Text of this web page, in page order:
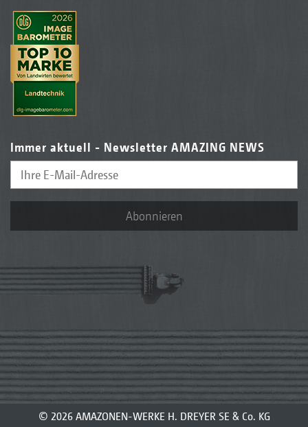
Immer aktuell - Newsletter AMAZING NEWS
Abonnieren
© 2026 AMAZONEN-WERKE H. DREYER SE & Co. KG